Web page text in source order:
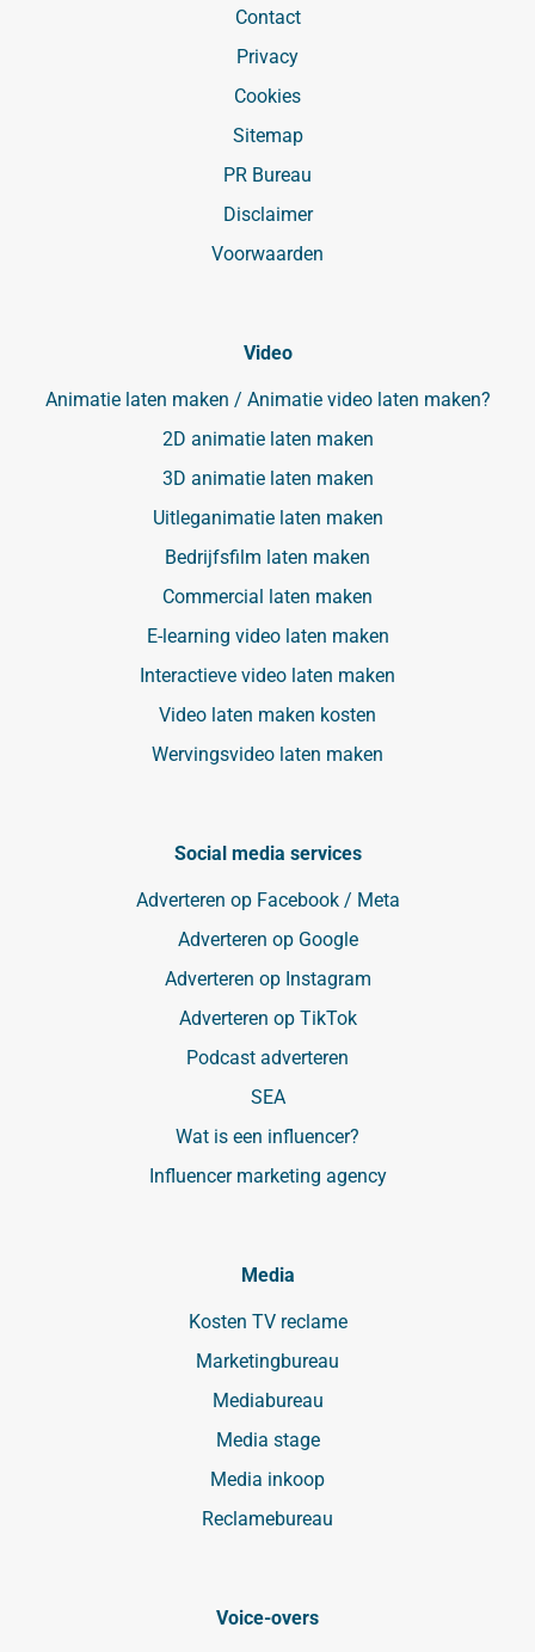
Contact
Privacy
Cookies
Sitemap
PR Bureau
Disclaimer
Voorwaarden
Video
Animatie laten maken / Animatie video laten maken?
2D animatie laten maken
3D animatie laten maken
Uitleganimatie laten maken
Bedrijfsfilm laten maken
Commercial laten maken
E-learning video laten maken
Interactieve video laten maken
Video laten maken kosten
Wervingsvideo laten maken
Social media services
Adverteren op Facebook / Meta
Adverteren op Google
Adverteren op Instagram
Adverteren op TikTok
Podcast adverteren
SEA
Wat is een influencer?
Influencer marketing agency
Media
Kosten TV reclame
Marketingbureau
Mediabureau
Media stage
Media inkoop
Reclamebureau
Voice-overs